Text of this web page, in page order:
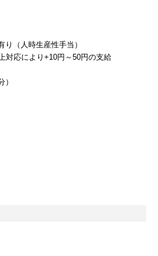
（人時生産性手当）
応により+10円～50円の支給